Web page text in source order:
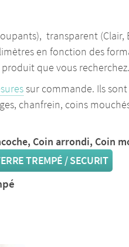
transparent (Clair,
en fonction des
que vous recherchez.
sur commande. Ils
chanfrein, coins
Coin arrondi, Coin
TREMPÉ / SECURIT